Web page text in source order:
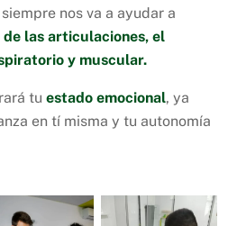
nos va a ayudar a
las articulaciones, el
y muscular.
tu estado emocional, ya
en tí misma y tu autonomía